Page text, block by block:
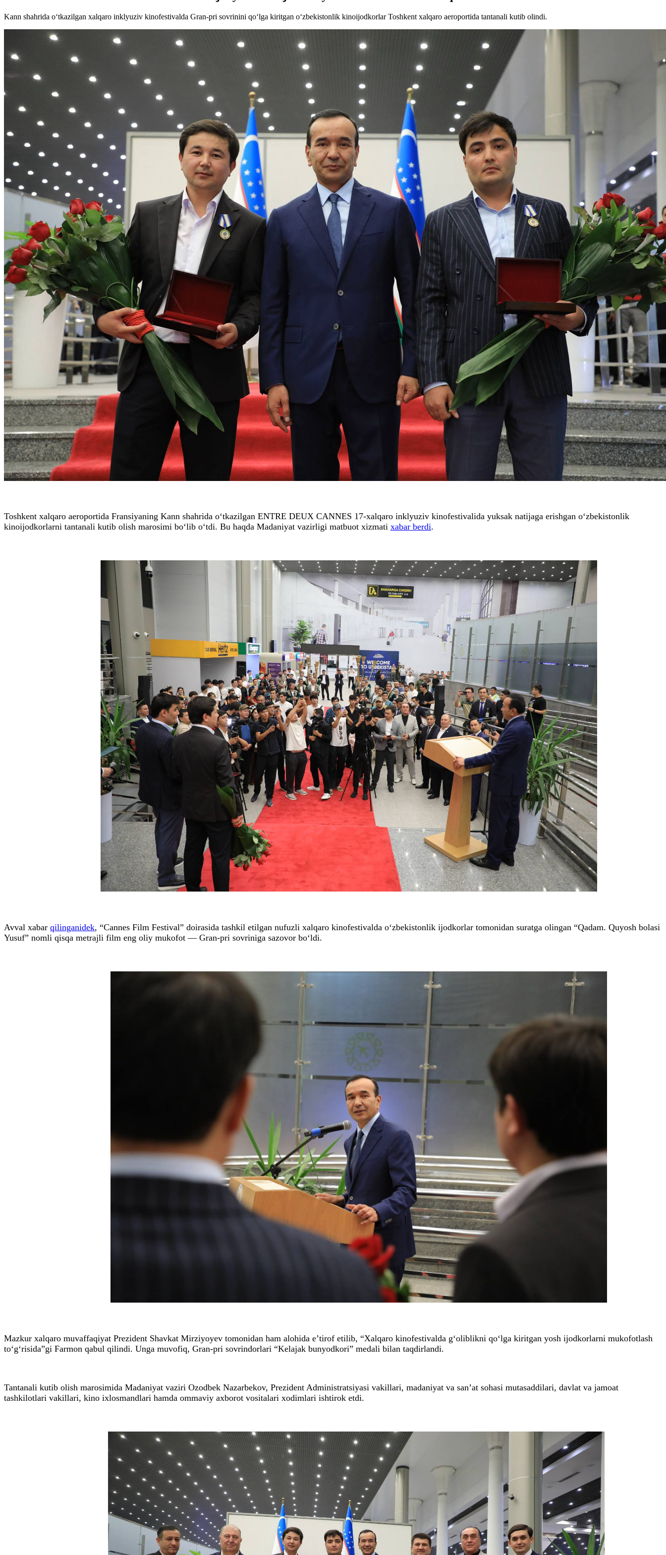
Kann shahrida o‘tkazilgan xalqaro inklyuziv kinofestivalda Gran-pri sovrinini qo‘lga kiritgan o‘zbekistonlik kinoijodkorlar Toshkent xalqaro aeroportida tantanali kutib olindi.
Toshkent xalqaro aeroportida Fransiyaning Kann shahrida o‘tkazilgan ENTRE DEUX CANNES 17-xalqaro inklyuziv kinofestivalida yuksak natijaga erishgan o‘zbekistonlik
kinoijodkorlarni tantanali kutib olish marosimi bo‘lib o‘tdi. Bu haqda Madaniyat vazirligi matbuot xizmati xabar berdi.
Avval xabar qilinganidek, “Cannes Film Festival” doirasida tashkil etilgan nufuzli xalqaro kinofestivalda o‘zbekistonlik ijodkorlar tomonidan suratga olingan “Qadam. Quyosh bolasi
Yusuf” nomli qisqa metrajli film eng oliy mukofot — Gran-pri sovriniga sazovor bo‘ldi.
Mazkur xalqaro muvaffaqiyat Prezident Shavkat Mirziyoyev tomonidan ham alohida e’tirof etilib, “Xalqaro kinofestivalda g‘oliblikni qo‘lga kiritgan yosh ijodkorlarni mukofotlash
to‘g‘risida”gi Farmon qabul qilindi. Unga muvofiq, Gran-pri sovrindorlari “Kelajak bunyodkori” medali bilan taqdirlandi.
Tantanali kutib olish marosimida Madaniyat vaziri Ozodbek Nazarbekov, Prezident Administratsiyasi vakillari, madaniyat va san’at sohasi mutasaddilari, davlat va jamoat
tashkilotlari vakillari, kino ixlosmandlari hamda ommaviy axborot vositalari xodimlari ishtirok etdi.